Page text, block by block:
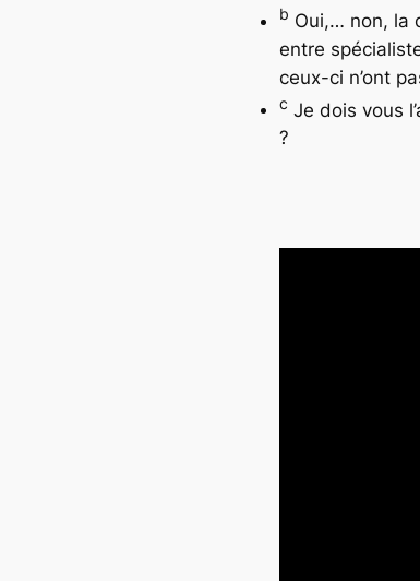
b Oui,… non, la
entre
ceux-ci n’ont
c Je dois vous
?